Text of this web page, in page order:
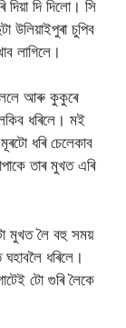
দি দিলো। সি
উলিয়াইপুৰা চুপিব
লাগিলে।
ললে আৰু কুকুৰে
ধৰিলে। মই
ধৰি চেলেকাব
তাৰ মুখত এৰি
মুখত লৈ বহু সময়
ধৰিলে।
টো গুৰি লৈকে